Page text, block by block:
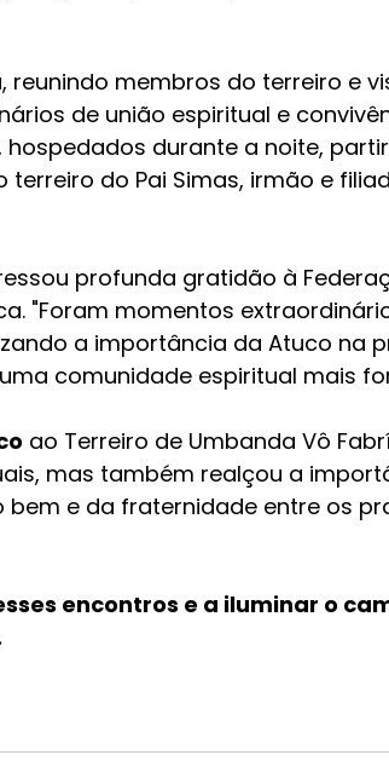
reunindo membros do terreiro e
de união espiritual e
hospedados durante a noite,
terreiro do Pai Simas, irmão e
profunda gratidão à
"Foram momentos
a importância da Atuco na
comunidade espiritual mais
ao Terreiro de Umbanda Vô
mas também realçou a
e da fraternidade entre os
encontros e a iluminar o